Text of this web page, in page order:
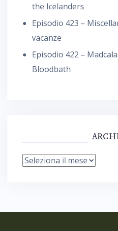
the Icelanders
Episodio 423 –
vacanze
Episodio 422 –
Bloodbath
Archivi